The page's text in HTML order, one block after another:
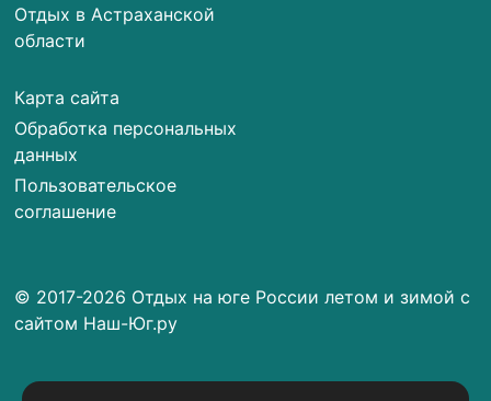
Отдых в Астраханской
области
Карта сайта
Обработка персональных
данных
Пользовательское
соглашение
© 2017-2026 Отдых на юге России летом и зимой с
сайтом Наш-Юг.ру